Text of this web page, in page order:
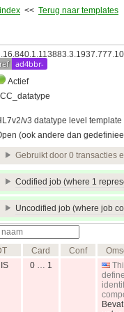
<< Terug naar templates
ref ad4bbr-
Actief
v3 datatype level template
(ook andere dan
Gebruikt door 0 transacties
Codified job (where 1
Uncodified job (where job
Card Conf
IS 0 … 1